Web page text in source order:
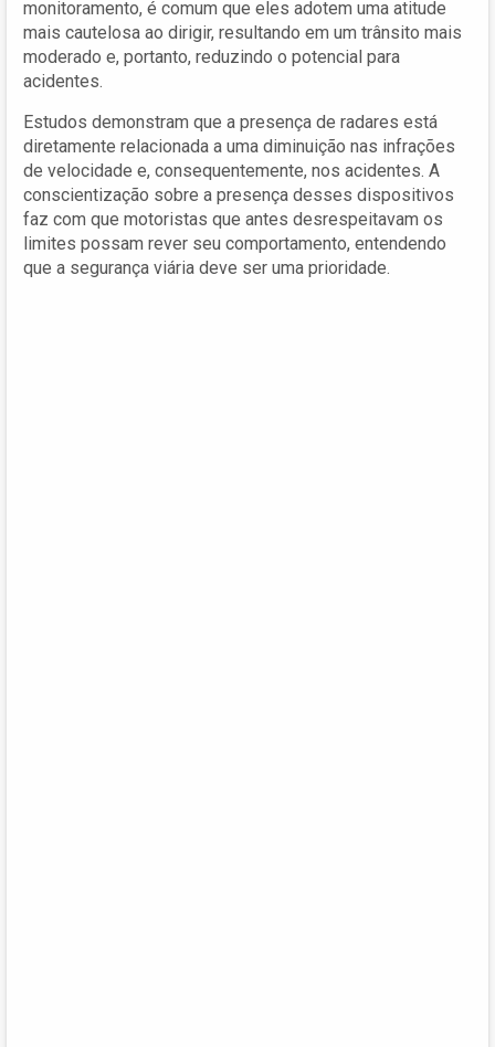
monitoramento, é comum que eles adotem uma atitude
mais cautelosa ao dirigir, resultando em um trânsito mais
moderado e, portanto, reduzindo o potencial para
acidentes.
Estudos demonstram que a presença de radares está
diretamente relacionada a uma diminuição nas infrações
de velocidade e, consequentemente, nos acidentes. A
conscientização sobre a presença desses dispositivos
faz com que motoristas que antes desrespeitavam os
limites possam rever seu comportamento, entendendo
que a segurança viária deve ser uma prioridade.